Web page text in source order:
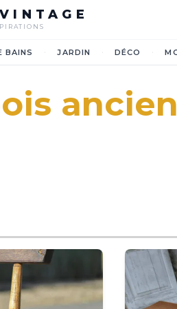
BAINS JARDIN DÉCO
ancien